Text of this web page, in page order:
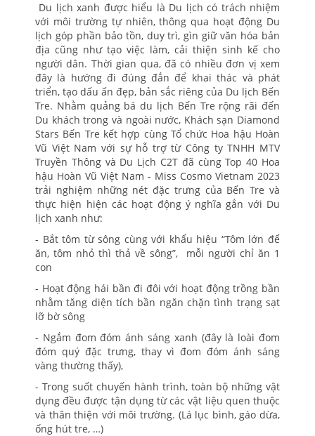
Du lịch xanh được hiểu là Du lịch có trách nhiệm
với môi trường tự nhiên, thông qua hoạt động Du
lịch góp phần bảo tồn, duy trì, gìn giữ văn hóa bản
địa cũng như tạo việc làm, cải thiện sinh kế cho
người dân. Thời gian qua, đã có nhiều đơn vị xem
đây là hướng đi đúng đắn để khai thác và phát
triển, tạo dấu ấn đẹp, bản sắc riêng của Du lịch Bến
Tre. Nhằm quảng bá du lịch Bến Tre rộng rãi đến
Du khách trong và ngoài nước, Khách sạn Diamond
Stars Bến Tre kết hợp cùng Tổ chức Hoa hậu Hoàn
Vũ Việt Nam với sự hỗ trợ từ Công ty TNHH MTV
Truyền Thông và Du Lịch C2T đã cùng Top 40 Hoa
hậu Hoàn Vũ Việt Nam - Miss Cosmo Vietnam 2023
trải nghiệm những nét đặc trưng của Bến Tre và
thực hiện hiện các hoạt động ý nghĩa gắn với Du
lịch xanh như:
- Bắt tôm từ sông cùng với khẩu hiệu “Tôm lớn để
ăn, tôm nhỏ thì thả về sông”, mỗi người chỉ ăn 1
con
- Hoạt động hái bần đi đôi với hoạt động trồng bần
nhằm tăng diện tích bần ngăn chặn tình trạng sạt
lỡ bờ sông
- Ngắm đom đóm ánh sáng xanh (đây là loài đom
đóm quý đặc trưng, thay vì đom đóm ánh sáng
vàng thường thấy),
- Trong suốt chuyến hành trình, toàn bộ những vật
dụng đều được tận dụng từ các vật liệu quen thuộc
và thân thiện với môi trường. (Lá lục bình, gáo dừa,
ống hút tre, …)